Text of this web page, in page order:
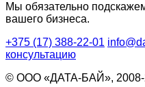
Мы обязательно
вашего бизнеса.
+375 (17) 388-22-01
консультацию
© OОО «ДАТА-БАЙ», 2008-